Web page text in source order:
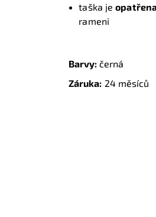
taška je
rameni
Barvy: černá
Záruka: 24 měsíců